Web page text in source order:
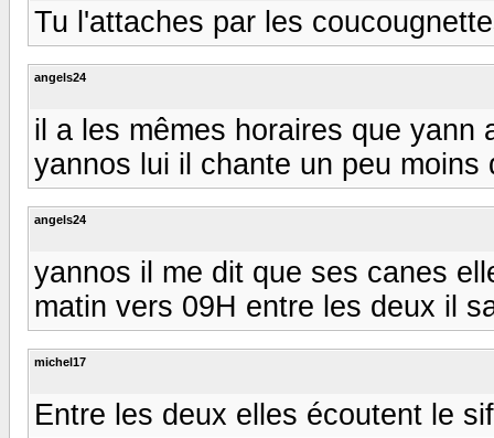
Tu l'attaches par les
angels24
il a les mêmes horaires que
yannos lui il chante un peu moins
angels24
yannos il me dit que ses canes
matin vers 09H entre les deux il
michel17
Entre les deux elles écoutent le